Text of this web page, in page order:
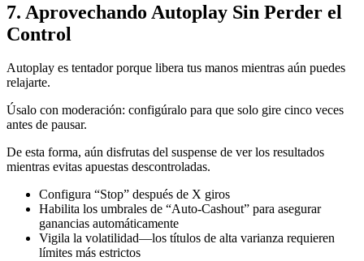
7. Aprovechando Autoplay Sin Perder el
Control
Autoplay es tentador porque libera tus manos mientras aún puedes
relajarte.
Úsalo con moderación: configúralo para que solo gire cinco veces
antes de pausar.
De esta forma, aún disfrutas del suspense de ver los resultados
mientras evitas apuestas descontroladas.
Configura “Stop” después de X giros
Habilita los umbrales de “Auto‑Cashout” para asegurar
ganancias automáticamente
Vigila la volatilidad—los títulos de alta varianza requieren
límites más estrictos